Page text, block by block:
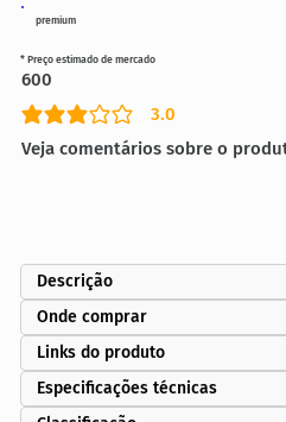
premium
3.0
classificação média é 3 de 5
Veja comentários sobre o
* Preço estimado de mercado
600
Descrição
Onde comprar
Links do produto
Especificações técnicas